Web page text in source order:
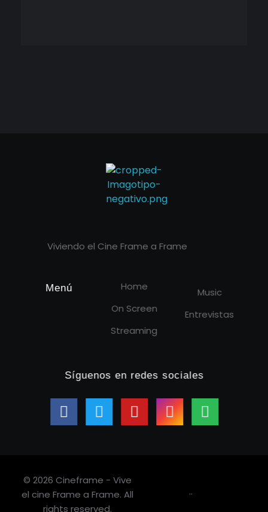
Viviendo el Cine Frame a Frame
Menú
Home
On Screen
Streaming
Music
Entrevistas
Síguenos en redes sociales
© 2026 Cineframe - Vive
el cine Frame a Frame. All
rights reserved.
..